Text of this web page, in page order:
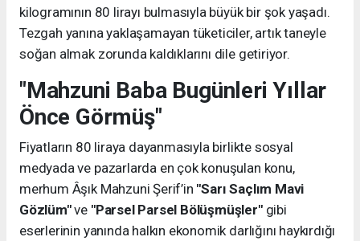
kilogramının 80 lirayı bulmasıyla büyük bir şok yaşadı.
Tezgah yanına yaklaşamayan tüketiciler, artık taneyle
soğan almak zorunda kaldıklarını dile getiriyor.
"Mahzuni Baba Bugünleri Yıllar
Önce Görmüş"
Fiyatların 80 liraya dayanmasıyla birlikte sosyal
medyada ve pazarlarda en çok konuşulan konu,
merhum Âşık Mahzuni Şerif’in "Sarı Saçlım Mavi
Gözlüm"ve "Parsel Parsel Bölüşmüşler"gibi
eserlerinin yanında halkın ekonomik darlığını haykırdığı